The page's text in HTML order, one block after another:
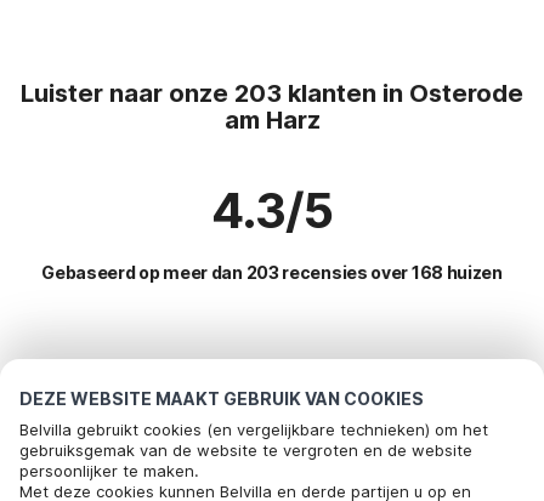
DEZE WEBSITE MAAKT GEBRUIK VAN COOKIES
Belvilla gebruikt cookies (en vergelijkbare technieken) om het
gebruiksgemak van de website te vergroten en de website
persoonlijker te maken.
Met deze cookies kunnen Belvilla en derde partijen u op en
Luister naar onze 203 klanten in Osterode
am Harz
4.3/5
Gebaseerd op meer dan 203 recensies over 168 huizen
vakantie
Top steden met top voorzieningen voor vakantie
Kindvriendelijke vakantiehuizen wildemann